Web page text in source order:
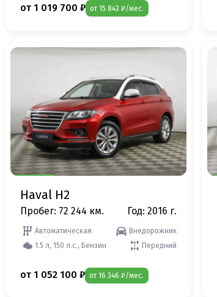
от 1 019 700 ₽ от 15 843 ₽/мес.
Haval H2
Пробег: 72 244 км. Год: 2016 г.
Автоматическая
Внедорожник
1.5 л, 150 л.с., Бензин
Передний
от 1 052 100 ₽ от 16 346 ₽/мес.